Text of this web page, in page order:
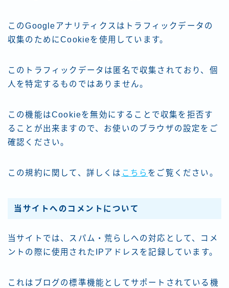
このGoogleアナリティクスはトラフィックデータの
収集のためにCookieを使用しています。
このトラフィックデータは匿名で収集されており、個
人を特定するものではありません。
この機能はCookieを無効にすることで収集を拒否す
ることが出来ますので、お使いのブラウザの設定をご
確認ください。
この規約に関して、詳しくは こちら をご覧ください。
当サイトへのコメントについて
当サイトでは、スパム・荒らしへの対応として、コメ
ントの際に使用されたIPアドレスを記録しています。
これはブログの標準機能としてサポートされている機